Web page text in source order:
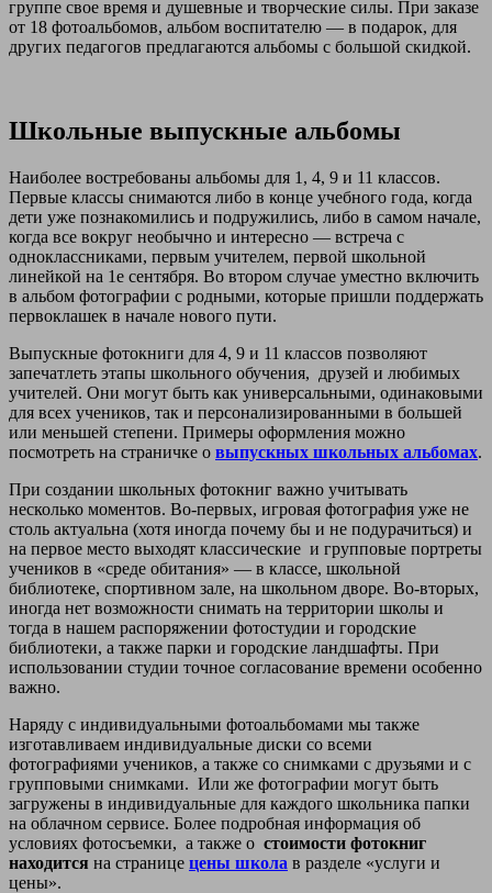
группе свое время и душевные и творческие силы. При заказе
от 18 фотоальбомов, альбом воспитателю — в подарок, для
других педагогов предлагаются альбомы с большой скидкой.
Школьные выпускные альбомы
Наиболее востребованы альбомы для 1, 4, 9 и 11 классов.
Первые классы снимаются либо в конце учебного года, когда
дети уже познакомились и подружились, либо в самом начале,
когда все вокруг необычно и интересно — встреча с
одноклассниками, первым учителем, первой школьной
линейкой на 1е сентября. Во втором случае уместно включить
в альбом фотографии с родными, которые пришли поддержать
первоклашек в начале нового пути.
Выпускные фотокниги для 4, 9 и 11 классов позволяют
запечатлеть этапы школьного обучения, друзей и любимых
учителей. Они могут быть как универсальными, одинаковыми
для всех учеников, так и персонализированными в большей
или меньшей степени. Примеры оформления можно
посмотреть на страничке о выпускных школьных альбомах.
При создании школьных фотокниг важно учитывать
несколько моментов. Во-первых, игровая фотография уже не
столь актуальна (хотя иногда почему бы и не подурачиться) и
на первое место выходят классические и групповые портреты
учеников в «среде обитания» — в классе, школьной
библиотеке, спортивном зале, на школьном дворе. Во-вторых,
иногда нет возможности снимать на территории школы и
тогда в нашем распоряжении фотостудии и городские
библиотеки, а также парки и городские ландшафты. При
использовании студии точное согласование времени особенно
важно.
Наряду с индивидуальными фотоальбомами мы также
изготавливаем индивидуальные диски со всеми
фотографиями учеников, а также со снимками с друзьями и с
групповыми снимками. Или же фотографии могут быть
загружены в индивидуальные для каждого школьника папки
на облачном сервисе. Более подробная информация об
условиях фотосъемки, а также о стоимости фотокниг
находится на странице цены школа в разделе «услуги и
цены».